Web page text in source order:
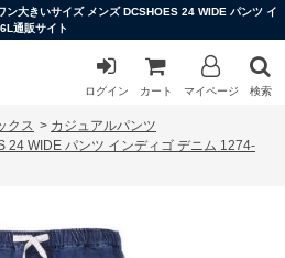
ン大きいサイズ メンズ DCSHOES 24 WIDE パンツ イ
通販サイト
ログイン カート マイページ 検索
クス > カジュアルパンツ
24 WIDE パンツ インディゴ デニム 1274-